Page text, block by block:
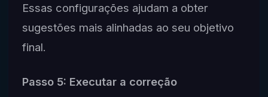
Essas configurações ajudam a obter
sugestões mais alinhadas ao seu objetivo
final.
Passo 5: Executar a correção